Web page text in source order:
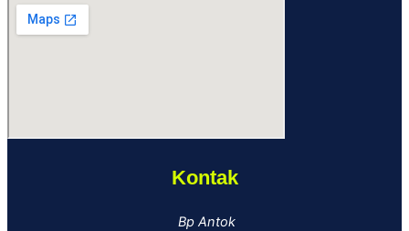
Kontak
Bp Antok